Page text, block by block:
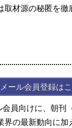
材源の秘匿を徹
ール会員登録は
員向けに、朝
界の最新動向に